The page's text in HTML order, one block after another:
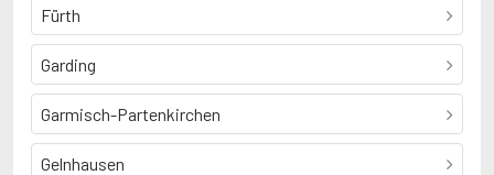
Fürth
Garding
Garmisch-Partenkirchen
Gelnhausen